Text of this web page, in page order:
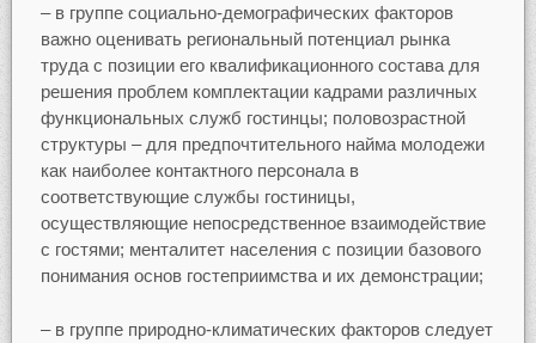
– в группе социально-демографических факторов
важно оценивать региональный потенциал рынка
труда с позиции его квалификационного состава для
решения проблем комплектации кадрами различных
функциональных служб гостинцы; половозрастной
структуры – для предпочтительного найма молодежи
как наиболее контактного персонала в
соответствующие службы гостиницы,
осуществляющие непосредственное взаимодействие
с гостями; менталитет населения с позиции базового
понимания основ гостеприимства и их демонстрации;
– в группе природно-климатических факторов следует